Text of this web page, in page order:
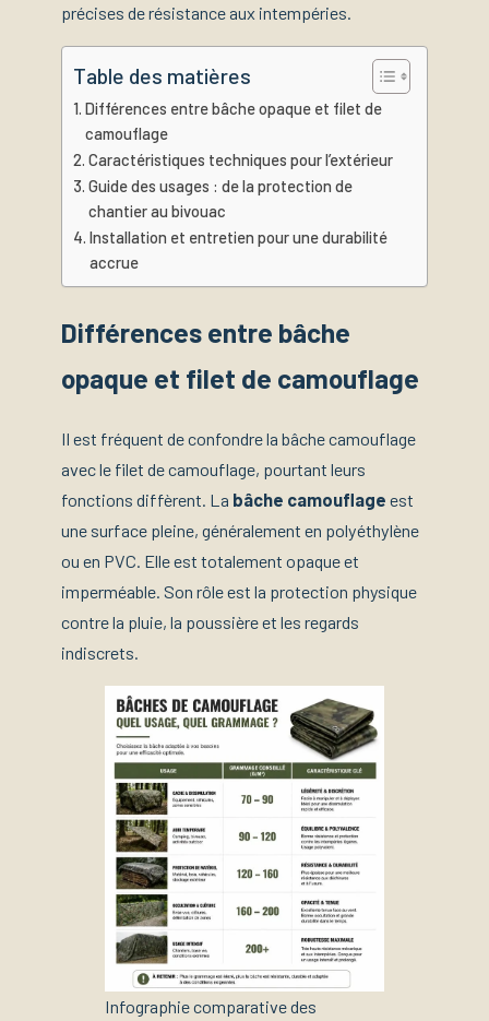
précises de résistance aux intempéries.
Table des matières
Différences entre bâche opaque et filet de
camouflage
Caractéristiques techniques pour l’extérieur
Guide des usages : de la protection de
chantier au bivouac
Installation et entretien pour une durabilité
accrue
Différences entre bâche
opaque et filet de camouflage
Il est fréquent de confondre la bâche camouflage
avec le filet de camouflage, pourtant leurs
fonctions diffèrent. La bâche camouflage est
une surface pleine, généralement en polyéthylène
ou en PVC. Elle est totalement opaque et
imperméable. Son rôle est la protection physique
contre la pluie, la poussière et les regards
indiscrets.
Infographie comparative des